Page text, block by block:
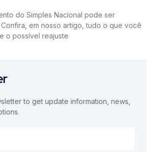
do Simples Nacional pode ser
Confira, em nosso artigo, tudo o que você
o possível reajuste
to get update information, news,